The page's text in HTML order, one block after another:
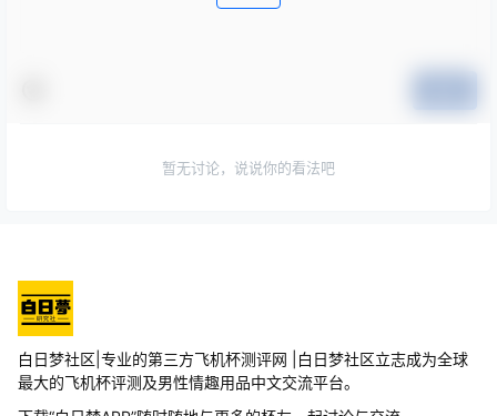
暂无讨论，说说你的看法吧
白日梦社区|专业的第三方飞机杯测评网 |白日梦社区立志成为全球
最大的飞机杯评测及男性情趣用品中文交流平台。